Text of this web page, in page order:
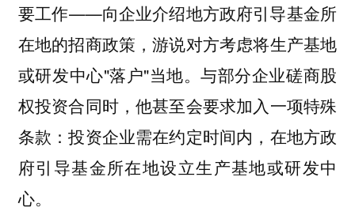
要工作——向企业介绍地方政府引导基金所
在地的招商政策，游说对方考虑将生产基地
或研发中心"落户"当地。与部分企业磋商股
权投资合同时，他甚至会要求加入一项特殊
条款：投资企业需在约定时间内，在地方政
府引导基金所在地设立生产基地或研发中
心。